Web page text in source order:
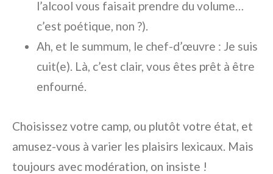
l’alcool vous faisait prendre du volume…
c’est poétique, non ?).
Ah, et le summum, le chef-d’œuvre : Je suis
cuit(e). Là, c’est clair, vous êtes prêt à être
enfourné.
Choisissez votre camp, ou plutôt votre état, et
amusez-vous à varier les plaisirs lexicaux. Mais
toujours avec modération, on insiste !